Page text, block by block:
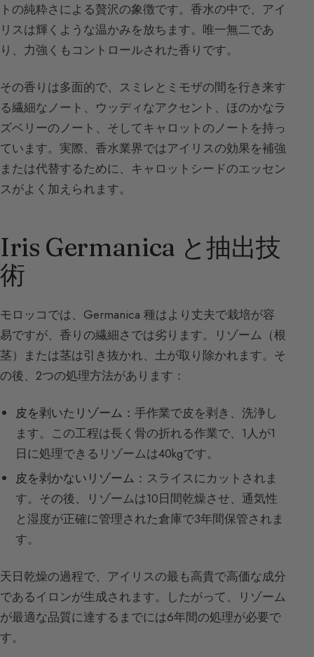
トの純粋さによる贅沢の象徴です。香水の中で、アイ
リスは輝くような温かみを放ちます。唯一無二であ
り、力強くもコントロールされた香りです。
その香りは多面的で、スミレとミモザの間を行き来す
る繊細なノート、ウッディなアクセント、ほのかなラ
ズベリーのノート、そしてキャロットのノートを持っ
ています。実際、香水業界ではアイリスの効果を補強
または代替するために、キャロットシードのエッセン
スがよく加えられます。
Iris Germanica と抽出技
術
モロッコでは、Germanica 種はより丈夫で栽培が容
易ですが、香りの繊細さでは劣ります。リゾーム（根
茎）または茎は引き抜かれ、土が取り除かれます。そ
の後、2つの処理方法があります：
皮を剥いたリゾーム：手作業で皮を剥き、洗浄し
ます。この工程は長く骨の折れる作業で、1人が1
日に処理できるリゾームは40kgです。
皮を剥かないリゾーム： スライスにカットされま
す。その後、リゾームは10日間乾燥させ、通気性
と湿度が正確に管理された倉庫で3年間保管されま
す。
天日乾燥の過程で、アイリスの最も高貴で高価な成分
であるイロンが生成されます。したがって、リゾーム
が最適な品質に達するまでには6年間の処理が必要で
す。